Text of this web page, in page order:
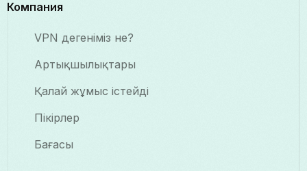
Компания
VPN дегеніміз не?
Артықшылықтары
Қалай жұмыс істейді
Пікірлер
Бағасы